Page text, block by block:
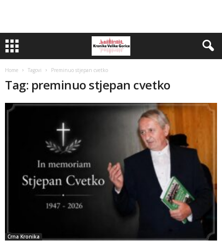
Home Tagovi Preminuo stjepan cvetko
Tag: preminuo stjepan cvetko
Crna Kronika